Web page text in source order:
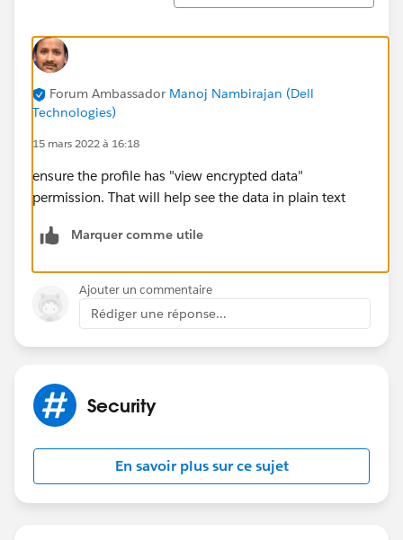
Forum Ambassador Manoj Nambirajan (Dell
Technologies)
15 mars 2022 à 16:18
ensure the profile has "view encrypted data"
permission. That will help see the data in plain text
Marquer comme utile
Ajouter un commentaire
Rédiger une réponse...
Security
En savoir plus sur ce sujet